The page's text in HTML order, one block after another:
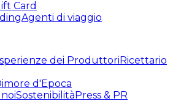
Card
Agenti di viaggio
dei ProduttoriRicettario
d'Epoca
SostenibilitàPress & PR